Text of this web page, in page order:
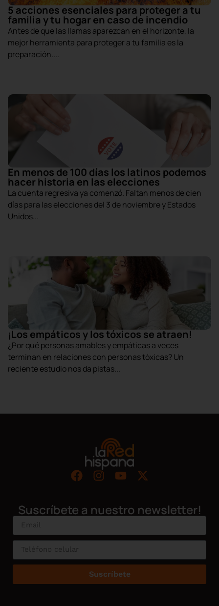
5 acciones esenciales para proteger a tu
familia y tu hogar en caso de incendio
Antes de que las llamas aparezcan en el horizonte, la
mejor herramienta para proteger a tu familia es la
preparación....
En menos de 100 días los latinos podemos
hacer historia en las elecciones
La cuenta regresiva ya comenzó. Faltan menos de cien
días para las elecciones del 3 de noviembre y Estados
Unidos...
¡Los empáticos y los tóxicos se atraen!
¿Por qué personas amables y empáticas a veces
terminan en relaciones con personas tóxicas? Un
reciente estudio nos da pistas...
Suscríbete a nuestro newsletter!
Suscríbete